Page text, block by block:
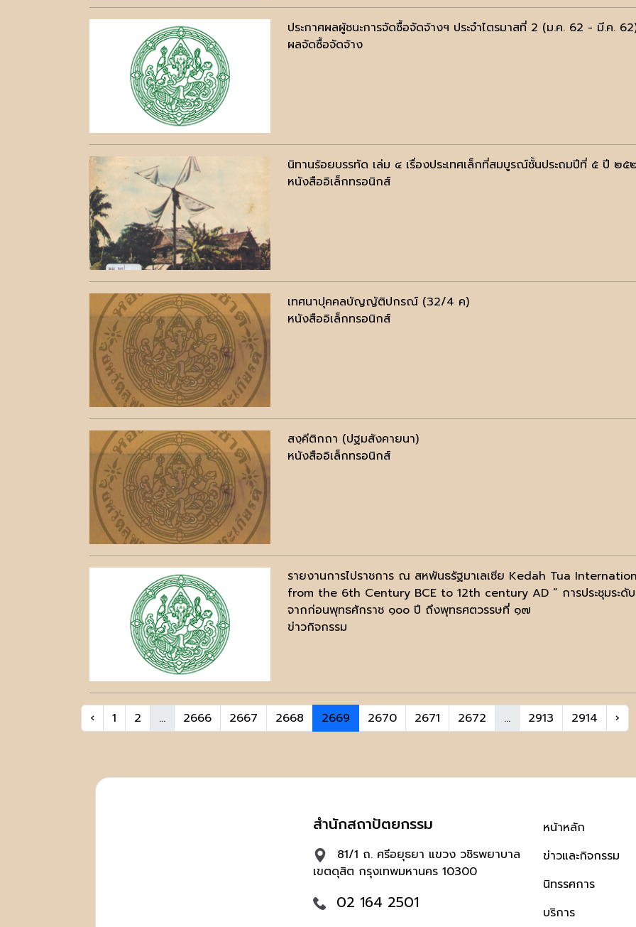
ประกาศผลผู้ชนะการจัดซื้อจัดจ้างฯ ประจำไตรมาสที่ 2 (ม.ค. 62 - มี.ค.
ผลจัดซื้อจัดจ้าง
นิทานร้อยบรรทัด เล่ม ๔ เรื่องประเทศเล็กที่สมบูรณ์ชั้นประถมปีที่ ๕ ปี ๒๕
หนังสืออิเล็กทรอนิกส์
เทศนาปุคคลบัญญัติปกรณ์ (32/4 ค)
หนังสืออิเล็กทรอนิกส์
สงฺคีติกถา (ปฐมสังคายนา)
หนังสืออิเล็กทรอนิกส์
รายงานการไปราชการ ณ สหพันธรัฐมาเลเซีย Kedah Tua
from the 6th Century BCE to 12th century AD “ การประชุมระดับ
จากก่อนพุทธศักราช ๑๐๐ ปี ถึงพุทธศตวรรษที่ ๑๗
ข่าวกิจกรรม
‹ 1 2 ... 2666 2667 2668 2669 2670 2671 2672 ... 2913 2914 ›
สำนักสถาปัตยกรรม
81/1 ถ. ศรีอยุธยา แขวง วชิรพยาบาล
เขตดุสิต กรุงเทพมหานคร 10300
02 164 2501
หน้าหลัก
ข่าวและกิจกรรม
นิทรรศการ
บริการ